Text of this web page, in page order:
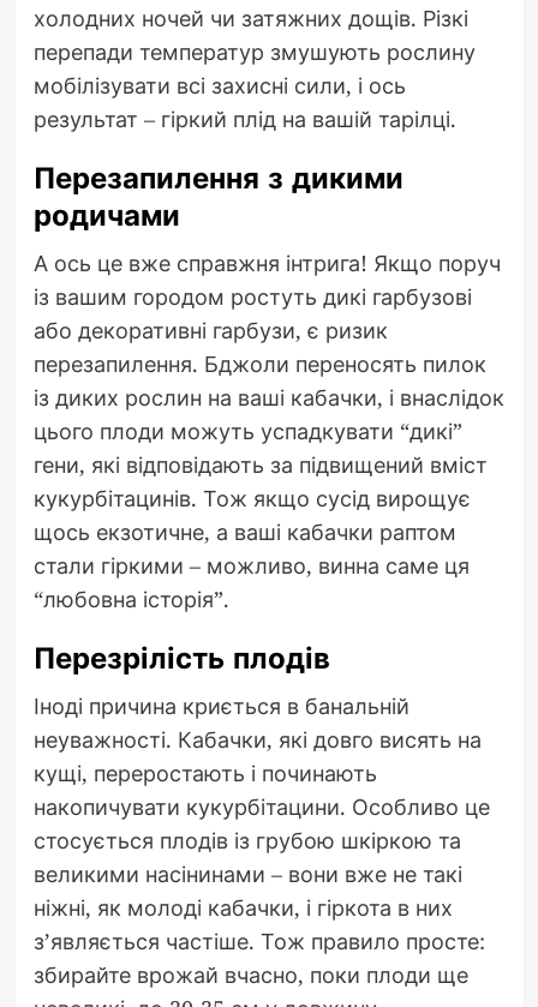
холодних ночей чи затяжних дощів. Різкі
перепади температур змушують рослину
мобілізувати всі захисні сили, і ось
результат – гіркий плід на вашій тарілці.
Перезапилення з дикими
родичами
А ось це вже справжня інтрига! Якщо поруч
із вашим городом ростуть дикі гарбузові
або декоративні гарбузи, є ризик
перезапилення. Бджоли переносять пилок
із диких рослин на ваші кабачки, і внаслідок
цього плоди можуть успадкувати “дикі”
гени, які відповідають за підвищений вміст
кукурбітацинів. Тож якщо сусід вирощує
щось екзотичне, а ваші кабачки раптом
стали гіркими – можливо, винна саме ця
“любовна історія”.
Перезрілість плодів
Іноді причина криється в банальній
неуважності. Кабачки, які довго висять на
кущі, переростають і починають
накопичувати кукурбітацини. Особливо це
стосується плодів із грубою шкіркою та
великими насінинами – вони вже не такі
ніжні, як молоді кабачки, і гіркота в них
з’являється частіше. Тож правило просте:
збирайте врожай вчасно, поки плоди ще